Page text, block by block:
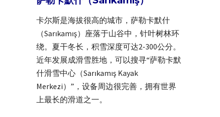
卡尔斯是海拔很高的城市，萨勒卡默什
（Sarıkamış）座落于山谷中，针叶树林环
绕。夏干冬长，积雪深度可达2-300公分。
近年发展成滑雪胜地，可以搜寻“萨勒卡默
什滑雪中心（Sarıkamış Kayak
Merkezi）”，设备周边很完善，拥有世界
上最长的滑道之一。